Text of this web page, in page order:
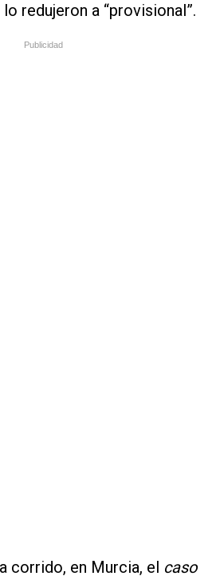
redujeron a “provisional”.
Publicidad
corrido, en Murcia, el caso